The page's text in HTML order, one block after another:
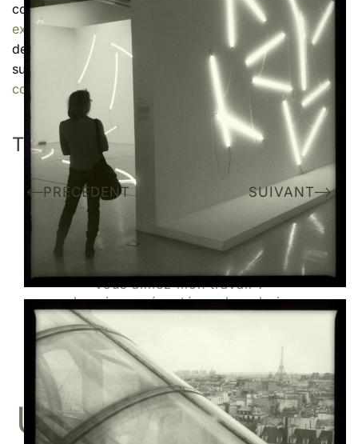
composition, lumière et
. Il partage aussi son
expérience technique
à travers des articles pratiques
destinés aux photographes passionnés, en s’appuyant
sur une solide culture de l’image acquise en
comme en numérique
TAGS
PRÉCÉDENT SUIVANT
Vous aimez mon travail ?
Je suis représenté par la galerie
ACHETER
UN TIRAGE D'ART